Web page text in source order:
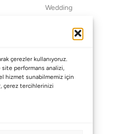
çerezler kullanıyoruz.
site performans analizi,
hizmet sunabilmemiz için
çerez tercihlerinizi
Wedding
Yat